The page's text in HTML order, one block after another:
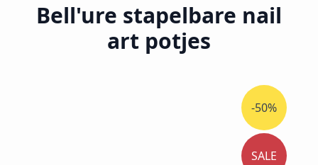
Bell'ure stapelbare nail
art potjes
-50%
SALE